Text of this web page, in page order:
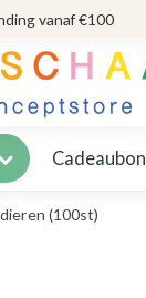
vanaf €100
Cadeaubon
(100st)